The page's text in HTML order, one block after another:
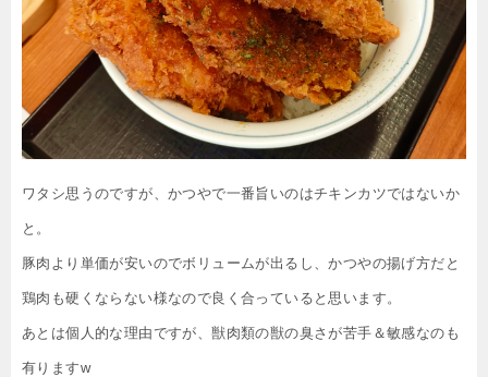
ワタシ思うのですが、かつやで一番旨いのはチキンカツではないか
と。
豚肉より単価が安いのでボリュームが出るし、かつやの揚げ方だと
鶏肉も硬くならない様なので良く合っていると思います。
あとは個人的な理由ですが、獣肉類の獣の臭さが苦手＆敏感なのも
有りますw